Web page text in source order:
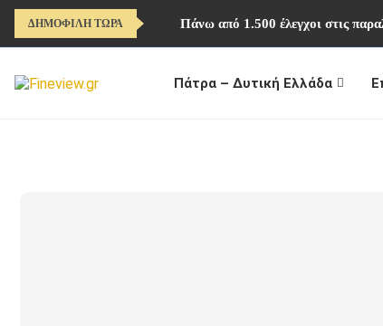
ΔΗΜΟΦΙΛΗ ΤΩΡΑ Πάνω από 1.500 έλεγχοι στις
Πάτρα – Δυτική Ελλάδα